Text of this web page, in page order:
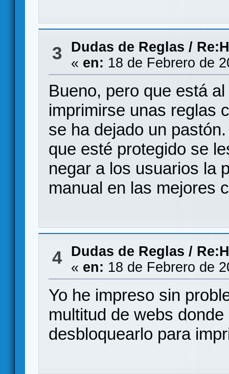
3 Dudas de Reglas /
« en: 18 de Febrero de
Bueno, pero que está
imprimirse unas reglas
se ha dejado un
que esté protegido se
negar a los usuarios la
manual en las mejores
4 Dudas de Reglas /
« en: 18 de Febrero de
Yo he impreso sin
multitud de webs
desbloquearlo para